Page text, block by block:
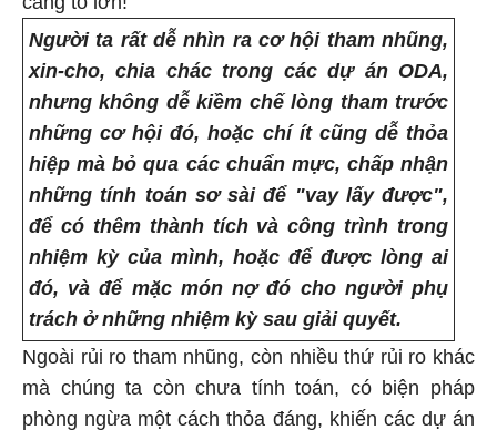
Người ta rất dễ nhìn ra cơ hội tham nhũng,
xin-cho, chia chác trong các dự án ODA,
nhưng không dễ kiềm chế lòng tham trước
những cơ hội đó, hoặc chí ít cũng dễ thỏa
hiệp mà bỏ qua các chuẩn mực, chấp nhận
những tính toán sơ sài để "vay lấy được",
để có thêm thành tích và công trình trong
nhiệm kỳ của mình, hoặc để được lòng ai
đó, và để mặc món nợ đó cho người phụ
trách ở những nhiệm kỳ sau giải quyết.
Ngoài rủi ro tham nhũng, còn nhiều thứ rủi ro khác
mà chúng ta còn chưa tính toán, có biện pháp
phòng ngừa một cách thỏa đáng, khiến các dự án